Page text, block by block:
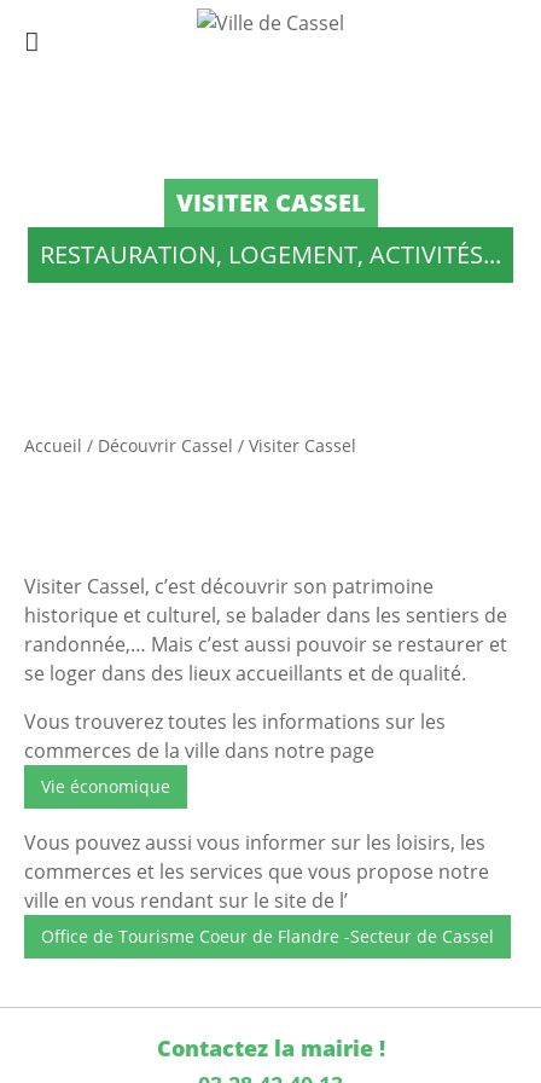
VISITER CASSEL
RESTAURATION, LOGEMENT, ACTIVITÉS...
Accueil / Découvrir Cassel / Visiter Cassel
Visiter Cassel, c’est découvrir son patrimoine
historique et culturel, se balader dans les sentiers de
randonnée,… Mais c’est aussi pouvoir se restaurer et
se loger dans des lieux accueillants et de qualité.
Vous trouverez toutes les informations sur les
commerces de la ville dans notre page
Vie économique
Vous pouvez aussi vous informer sur les loisirs, les
commerces et les services que vous propose notre
ville en vous rendant sur le site de l’
Office de Tourisme Coeur de Flandre -Secteur de Cassel
Contactez la mairie !